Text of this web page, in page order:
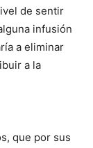
de sentir
infusión
a eliminar
a la
que por sus